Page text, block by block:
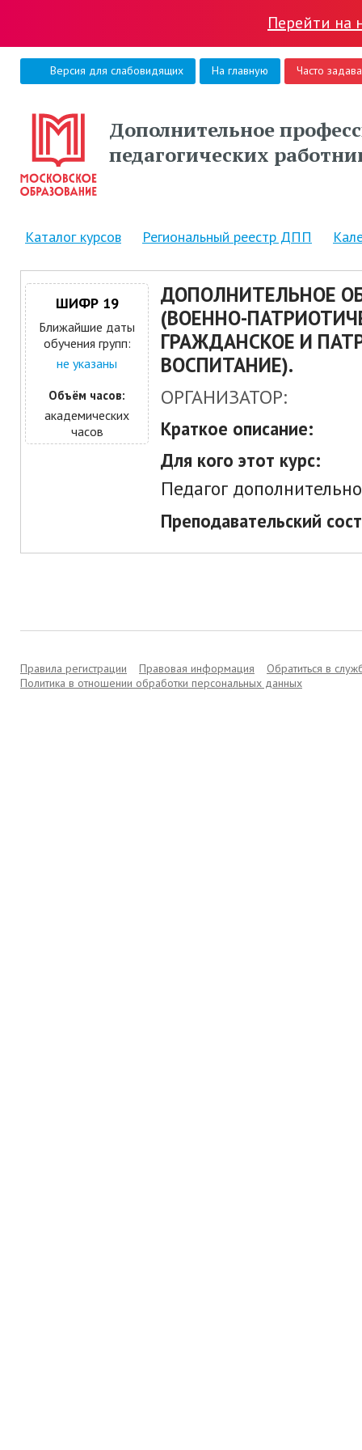
Перейти на
Версия для слабовидящих На главную Часто
Дополнительное
педагогических
Каталог курсов Региональный реестр ДПП
ШИФР 19
Ближайшие даты
обучения групп:
не указаны
Объём часов:
академических
часов
ДОПОЛНИТЕЛЬНОЕ
(ВОЕННО-
ГРАЖДАНСКОЕ И
ВОСПИТАНИЕ).
ОРГАНИЗАТОР:
Краткое описание:
Для кого этот курс:
Педагог
Преподавательский
Правила регистрации Правовая информация
Обратиться в
Политика в отношении обработки персональных данных